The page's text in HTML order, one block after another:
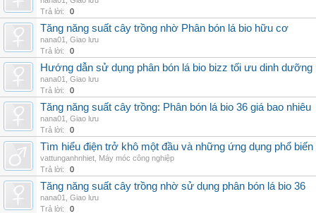
Trả lời:
0
Tăng năng suất cây trồng nhờ Phân bón lá bio hữu cơ
nana01
Giao lưu
Trả lời:
0
Hướng dẫn sử dụng phân bón lá bio bizz tối ưu dinh dưỡng
nana01
Giao lưu
Trả lời:
0
Tăng năng suất cây trồng: Phân bón lá bio 36 giá bao nhiêu
nana01
Giao lưu
Trả lời:
0
Tìm hiểu điện trở khô một đầu và những ứng dụng phổ
vattunganhnhiet Máy móc công nghiệp
Trả lời:
0
Tăng năng suất cây trồng nhờ sử dụng phân bón lá bio 36
nana01
Giao lưu
Trả lời:
0